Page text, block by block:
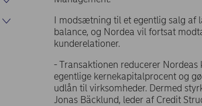
I modsætning til et egentlig salg af
balance, og Nordea vil fortsat
kunderelationer.
- Transaktionen reducerer
egentlige kernekapitalprocent og
udlån til virksomheder. Dermed
Jonas Bäcklund, leder af Credit